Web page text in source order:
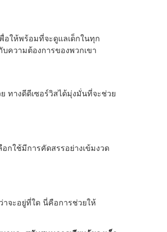
อให้พร้อมที่จะดูแลเด็กในทุก
ความต้องการของพวกเขา
ทางดีดีเซอร์วิสได้มุ่งมั่นที่จะช่วย
กใช้มีการคัดสรรอย่างเข้มงวด
าจะอยู่ที่ใด นี่คือการช่วยให้